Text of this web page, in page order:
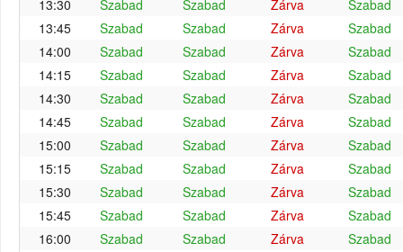
13:30
Szabad Szabad Zárva
Szabad
13:45
Szabad Szabad Zárva
Szabad
14:00
Szabad Szabad Zárva
Szabad
14:15
Szabad Szabad Zárva
Szabad
14:30
Szabad Szabad Zárva
Szabad
14:45
Szabad Szabad Zárva
Szabad
15:00
Szabad Szabad Zárva
Szabad
15:15
Szabad Szabad Zárva
Szabad
15:30
Szabad Szabad Zárva
Szabad
15:45
Szabad Szabad Zárva
Szabad
16:00
Szabad Szabad Zárva
Szabad